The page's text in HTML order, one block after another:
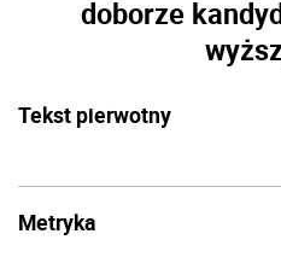
doborze
Tekst pierwotny
Metryka